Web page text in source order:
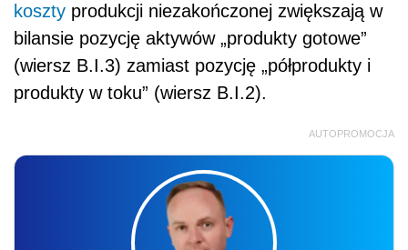
koszty produkcji niezakończonej zwiększają w
bilansie pozycję aktywów „produkty gotowe”
(wiersz B.I.3) zamiast pozycję „półprodukty i
produkty w toku” (wiersz B.I.2).
AUTOPROMOCJA